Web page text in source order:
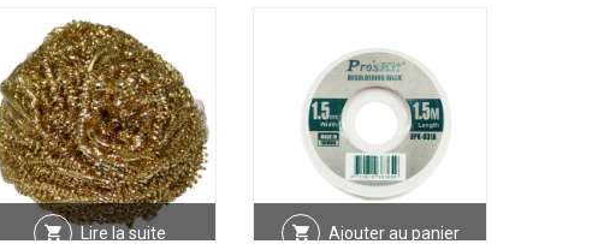
Lire la suite Ajouter au panier